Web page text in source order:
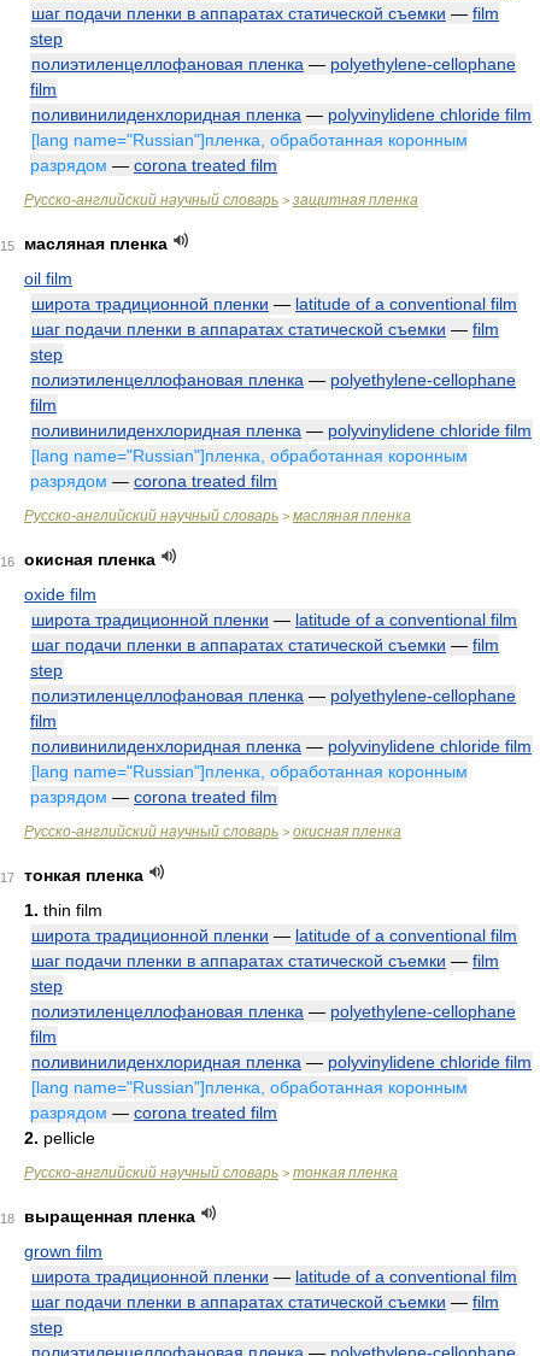
шаг подачи пленки в аппаратах статической съемки — film
step
полиэтиленцеллофановая пленка — polyethylene-cellophane
film
поливинилиденхлоридная пленка — polyvinylidene chloride film
[lang name="Russian"]пленка, обработанная коронным
разрядом — corona treated film
Русско-английский научный словарь > защитная пленка
15
масляная пленка
oil film
широта традиционной пленки — latitude of a conventional film
шаг подачи пленки в аппаратах статической съемки — film
step
полиэтиленцеллофановая пленка — polyethylene-cellophane
film
поливинилиденхлоридная пленка — polyvinylidene chloride film
[lang name="Russian"]пленка, обработанная коронным
разрядом — corona treated film
Русско-английский научный словарь > масляная пленка
16
окисная пленка
oxide film
широта традиционной пленки — latitude of a conventional film
шаг подачи пленки в аппаратах статической съемки — film
step
полиэтиленцеллофановая пленка — polyethylene-cellophane
film
поливинилиденхлоридная пленка — polyvinylidene chloride film
[lang name="Russian"]пленка, обработанная коронным
разрядом — corona treated film
Русско-английский научный словарь > окисная пленка
17
тонкая пленка
1. thin film
широта традиционной пленки — latitude of a conventional film
шаг подачи пленки в аппаратах статической съемки — film
step
полиэтиленцеллофановая пленка — polyethylene-cellophane
film
поливинилиденхлоридная пленка — polyvinylidene chloride film
[lang name="Russian"]пленка, обработанная коронным
разрядом — corona treated film
2. pellicle
Русско-английский научный словарь > тонкая пленка
18
выращенная пленка
grown film
широта традиционной пленки — latitude of a conventional film
шаг подачи пленки в аппаратах статической съемки — film
step